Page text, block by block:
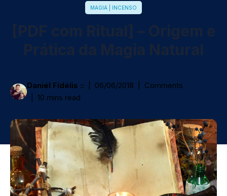
MAGIA | INCENSO
Daniél Fidélis :: 06/06/2018
Comments
10 mins read